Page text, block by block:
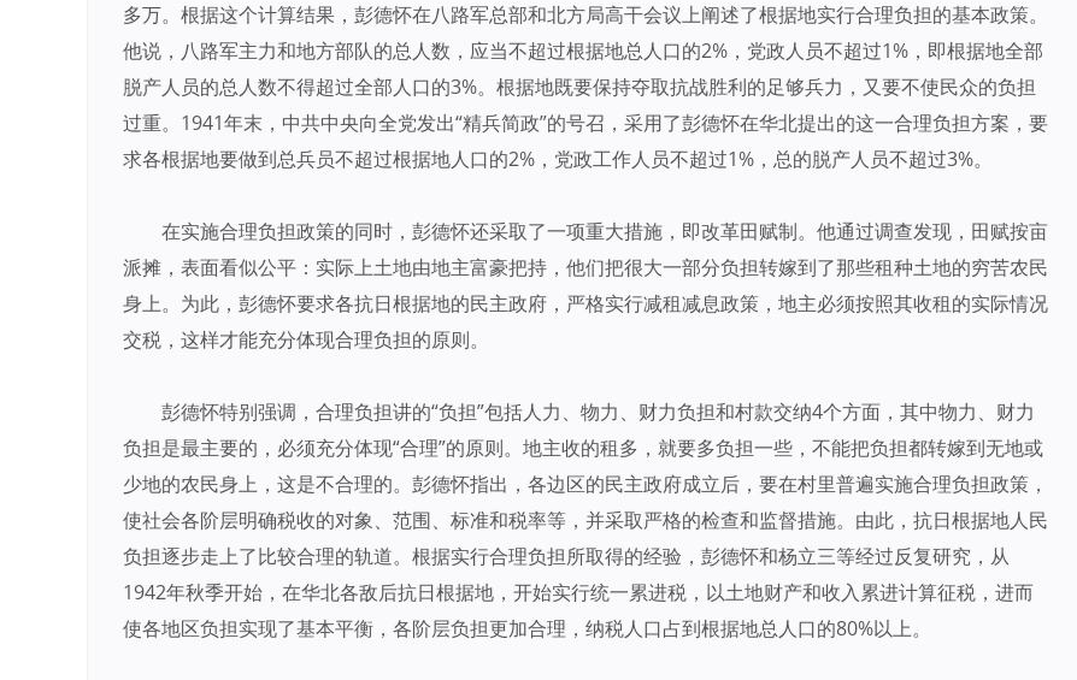
多万。根据这个计算结果，彭德怀在八路军总部和北方局高干会议上阐述了根据地实行合理负担的基本政策。
他说，八路军主力和地方部队的总人数，应当不超过根据地总人口的2%，党政人员不超过1%，即根据地全部
脱产人员的总人数不得超过全部人口的3%。根据地既要保持夺取抗战胜利的足够兵力，又要不使民众的负担
过重。1941年末，中共中央向全党发出“精兵简政”的号召，采用了彭德怀在华北提出的这一合理负担方案，要
求各根据地要做到总兵员不超过根据地人口的2%，党政工作人员不超过1%，总的脱产人员不超过3%。
在实施合理负担政策的同时，彭德怀还采取了一项重大措施，即改革田赋制。他通过调查发现，田赋按亩
派摊，表面看似公平：实际上土地由地主富豪把持，他们把很大一部分负担转嫁到了那些租种土地的穷苦农民
身上。为此，彭德怀要求各抗日根据地的民主政府，严格实行减租减息政策，地主必须按照其收租的实际情况
交税，这样才能充分体现合理负担的原则。
彭德怀特别强调，合理负担讲的“负担”包括人力、物力、财力负担和村款交纳4个方面，其中物力、财力
负担是最主要的，必须充分体现“合理”的原则。地主收的租多，就要多负担一些，不能把负担都转嫁到无地或
少地的农民身上，这是不合理的。彭德怀指出，各边区的民主政府成立后，要在村里普遍实施合理负担政策，
使社会各阶层明确税收的对象、范围、标准和税率等，并采取严格的检查和监督措施。由此，抗日根据地人民
负担逐步走上了比较合理的轨道。根据实行合理负担所取得的经验，彭德怀和杨立三等经过反复研究，从
1942年秋季开始，在华北各敌后抗日根据地，开始实行统一累进税，以土地财产和收入累进计算征税，进而
使各地区负担实现了基本平衡，各阶层负担更加合理，纳税人口占到根据地总人口的80%以上。